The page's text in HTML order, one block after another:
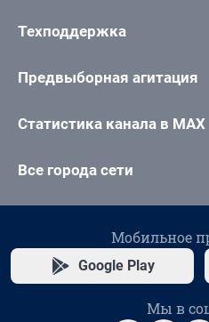
Техподдержка
Предвыборная агитация
Статистика канала в MAX
Все города сети
Мобильное
Google Play
Мы в